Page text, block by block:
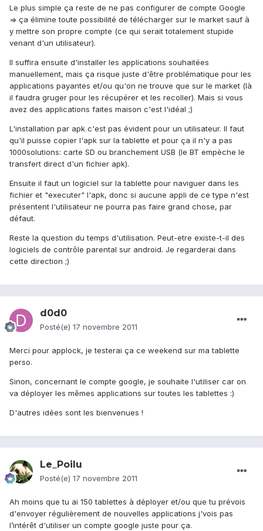
Le plus simple ça reste de ne pas configurer de compte Google
=> ça élimine toute possibilité de télécharger sur le market sauf à
y mettre son propre compte (ce qui serait totalement stupide
venant d'un utilisateur).
Il suffira ensuite d'installer les applications souhaitées
manuellement, mais ça risque juste d'être problématique pour les
applications payantes et/ou qu'on ne trouve que sur le market (là
il faudra gruger pour les récupérer et les recoller). Mais si vous
avez des applications faites maison c'est l'idéal ;)
L'installation par apk c'est pas évident pour un utilisateur. Il faut
qu'il puisse copier l'apk sur la tablette et pour ça il n'y a pas
1000solutions: carte SD ou branchement USB (le BT empèche le
transfert direct d'un fichier apk).
Ensuite il faut un logiciel sur la tablette pour naviguer dans les
fichier et "executer" l'apk, donc si aucune appli de ce type n'est
présentent l'utilisateur ne pourra pas faire grand chose, par
défaut.
Reste la question du temps d'utilisation. Peut-etre existe-t-il des
logiciels de contrôle parental sur android. Je regarderai dans
cette direction ;)
d0d0
Posté(e) 17 novembre 2011
Merci pour applock, je testerai ça ce weekend sur ma tablette
perso.
Sinon, concernant le compte google, je souhaite l'utiliser car on
va déployer les mêmes applications sur toutes les tablettes :)
D'autres idées sont les bienvenues !
Le_Poilu
Posté(e) 17 novembre 2011
Ah moins que tu ai 150 tablettes à déployer et/ou que tu prévois
d'envoyer régulièrement de nouvelles applications j'vois pas
l’intérêt d'utiliser un compte google juste pour ça.